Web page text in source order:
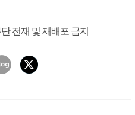
전재 및 재배포 금지